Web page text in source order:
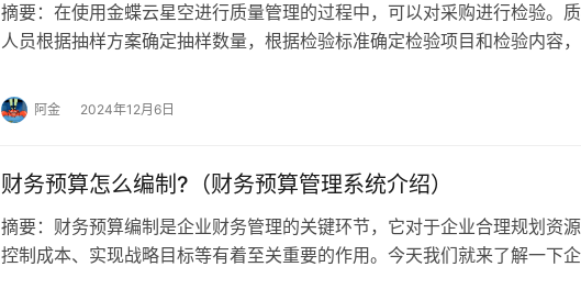
摘要：在使用金蝶云星空进行质量管理的过程中，可以对采购进行检验。
人员根据抽样方案确定抽样数量，根据检验标准确定检验项目和检验内容，
阿金 2024年12月6日
财务预算怎么编制?（财务预算管理系统介绍）
摘要：财务预算编制是企业财务管理的关键环节，它对于企业合理规划资源
控制成本、实现战略目标等有着至关重要的作用。今天我们就来了解一下企